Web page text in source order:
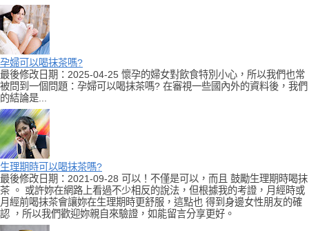
孕婦可以喝抹茶嗎?
最後修改日期：2025-04-25 懷孕的婦女對飲食特別小心，所以我們也常
被問到一個問題：孕婦可以喝抹茶嗎? 在審視一些國內外的資料後，我們
的結論是...
生理期時可以喝抹茶嗎?
最後修改日期：2021-09-28 可以！不僅是可以，而且 鼓勵生理期時喝抹
茶 。 或許妳在網路上看過不少相反的說法，但根據我的考證，月經時或
月經前喝抹茶會讓妳在生理期時更舒服，這點也 得到身邊女性朋友的確
認 ，所以我們歡迎妳親自來驗證，如能留言分享更好。